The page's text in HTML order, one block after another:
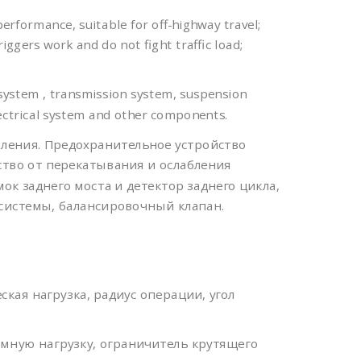
suitable for off-highway travel;
work and do not fight traffic load;
, transmission system, suspension
system and other components.
Предохранительное устройство
от перекатывания и ослабления
заднего моста и детектор заднего цикла,
балансировочный клапан.
нагрузка, радиус операции, угол
нагрузку, ограничитель крутящего